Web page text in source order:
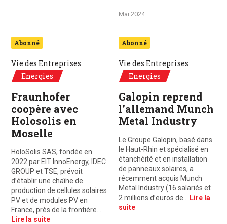
Mai 2024
Abonné
Vie des Entreprises
Energies
Fraunhofer
coopère avec
Holosolis en
Moselle
HoloSolis SAS, fondée en
2022 par EIT InnoEnergy, IDEC
GROUP et TSE, prévoit
d’établir une chaîne de
production de cellules solaires
PV et de modules PV en
France, près de la frontière…
Lire la suite
Abonné
Vie des Entreprises
Energies
Galopin reprend
l’allemand Munch
Metal Industry
Le Groupe Galopin, basé dans
le Haut-Rhin et spécialisé en
étanchéité et en installation
de panneaux solaires, a
récemment acquis Munch
Metal Industry (16 salariés et
2 millions d’euros de…
Lire la
suite